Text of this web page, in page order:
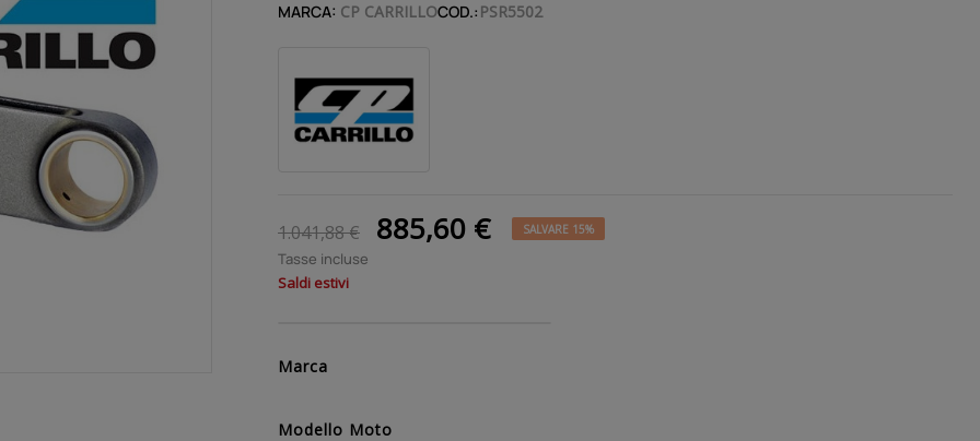
MARCA: CP CARRILLOCOD.: PSR5502
1.041,88 € 885,60 € SALVARE 15%
Tasse incluse
Saldi estivi
Marca
Modello Moto